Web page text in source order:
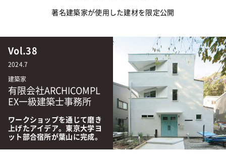
著名建築家が使用した建材を限定公開
Vol.38
2024.7
建築家
有限会社ARCHICOMPL
EX一級建築士事務所
ワークショップを通じて磨き
上げたアイデア。東京大学ヨ
ット部合宿所が葉山に完成。